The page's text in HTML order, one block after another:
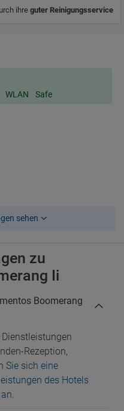
ihre guter Reinigungsservice
WLAN Safe
sehen
zu
Ii
Boomerang
Rezeption,
Sie sich eine
des Hotels
.